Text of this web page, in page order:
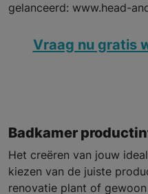
gelanceerd: www.head-
Vraag nu gratis
Badkamer
Het creëren van jouw
kiezen van de juiste
renovatie plant of